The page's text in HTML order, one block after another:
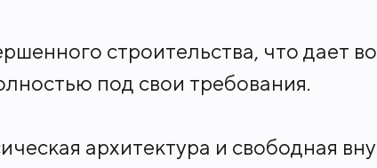
строительства, что дает
под свои требования.
архитектура и свободная